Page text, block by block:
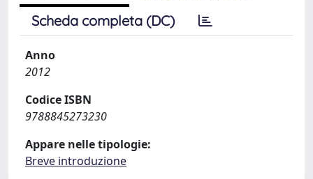
Scheda completa (DC)
Anno
2012
Codice ISBN
9788845273230
Appare nelle tipologie:
Breve introduzione